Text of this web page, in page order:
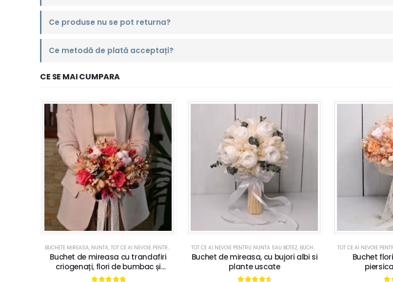
Ce produse nu se pot returna?
Ce metodă de plată acceptați?
CE SE MAI CUMPARA
BUCHETE MIREASA, NUNTA, TOT CE AI NEVOIE PENTRU NUNTA SAU BOTEZ
Buchet de mireasa cu trandafiri
criogenați, flori de bumbac și
plante uscate
TOT CE AI NEVOIE PENTRU NUNTA SAU BOTEZ, BUCHETE MIREASA , NUNTA
Buchet de mireasa, cu bujori albi si
plante uscate
TOT CE AI NEVOIE
Buchet